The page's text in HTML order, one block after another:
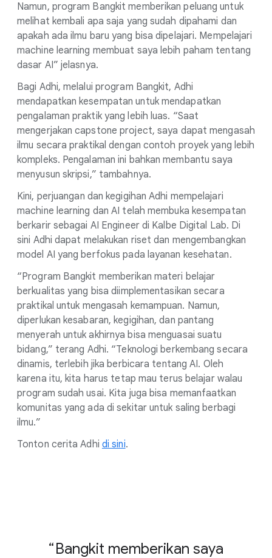
Namun, program Bangkit memberikan peluang untuk
melihat kembali apa saja yang sudah dipahami dan
apakah ada ilmu baru yang bisa dipelajari. Mempelajari
machine learning membuat saya lebih paham tentang
dasar AI” jelasnya.
Bagi Adhi, melalui program Bangkit, Adhi
mendapatkan kesempatan untuk mendapatkan
pengalaman praktik yang lebih luas. “Saat
mengerjakan capstone project, saya dapat mengasah
ilmu secara praktikal dengan contoh proyek yang lebih
kompleks. Pengalaman ini bahkan membantu saya
menyusun skripsi,” tambahnya.
Kini, perjuangan dan kegigihan Adhi mempelajari
machine learning dan AI telah membuka kesempatan
berkarir sebagai AI Engineer di Kalbe Digital Lab. Di
sini Adhi dapat melakukan riset dan mengembangkan
model AI yang berfokus pada layanan kesehatan.
“Program Bangkit memberikan materi belajar
berkualitas yang bisa diimplementasikan secara
praktikal untuk mengasah kemampuan. Namun,
diperlukan kesabaran, kegigihan, dan pantang
menyerah untuk akhirnya bisa menguasai suatu
bidang,” terang Adhi. “Teknologi berkembang secara
dinamis, terlebih jika berbicara tentang AI. Oleh
karena itu, kita harus tetap mau terus belajar walau
program sudah usai. Kita juga bisa memanfaatkan
komunitas yang ada di sekitar untuk saling berbagi
ilmu.”
Tonton cerita Adhi di sini.
Bangkit memberikan saya